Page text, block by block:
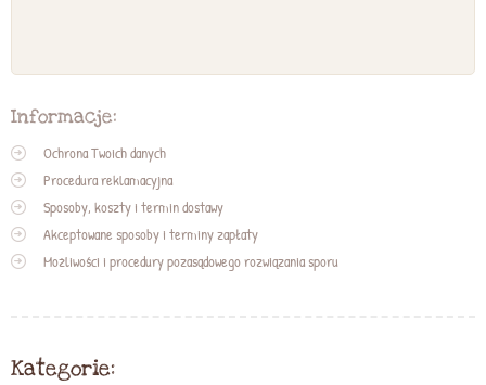
Informacje:
Ochrona Twoich danych
Procedura reklamacyjna
Sposoby, koszty i termin dostawy
Akceptowane sposoby i terminy zapłaty
Możliwości i procedury pozasądowego rozwiązania sporu
Kategorie: